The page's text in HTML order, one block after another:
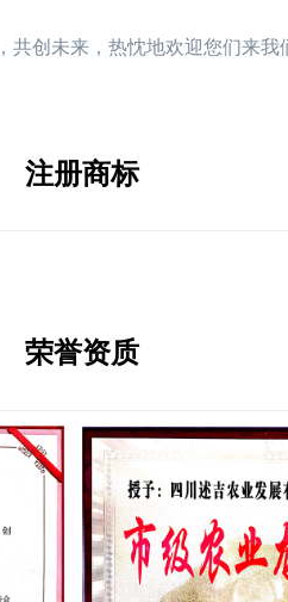
创未来，热忱地欢迎您们来我
注册商标
荣誉资质